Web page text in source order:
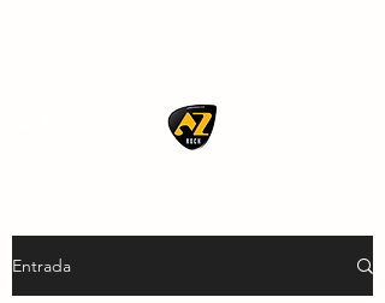
Entrada